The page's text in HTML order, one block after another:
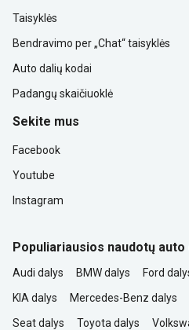
Taisyklės
Bendravimo per „Chat“ taisyklės
Auto dalių kodai
Padangų skaičiuoklė
Sekite mus
Facebook
Youtube
Instagram
Populiariausios naudotų
Audi dalys BMW dalys Ford
KIA dalys
Mercedes-Benz dalys
Seat dalys
Toyota dalys